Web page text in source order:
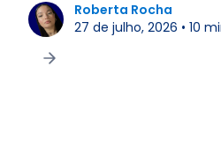
Roberta Rocha
27 de julho, 2026 • 10